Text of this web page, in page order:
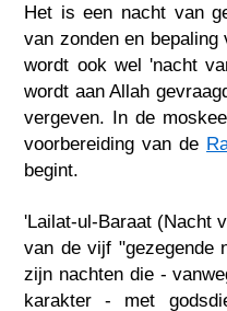
Het is een nacht van
van zonden en
wordt ook wel 'nacht
wordt aan Allah
vergeven. In de
voorbereiding van de
begint.
'Lailat-ul-Baraat (Nacht
van de vijf "gezegende
zijn nachten die -
karakter - met